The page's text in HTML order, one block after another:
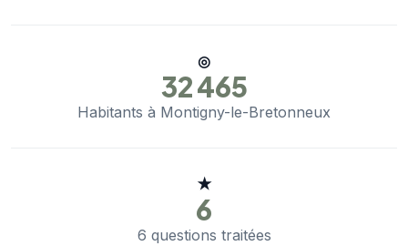
◎
32 465
Habitants à Montigny-le-Bretonneux
★
6
6 questions traitées